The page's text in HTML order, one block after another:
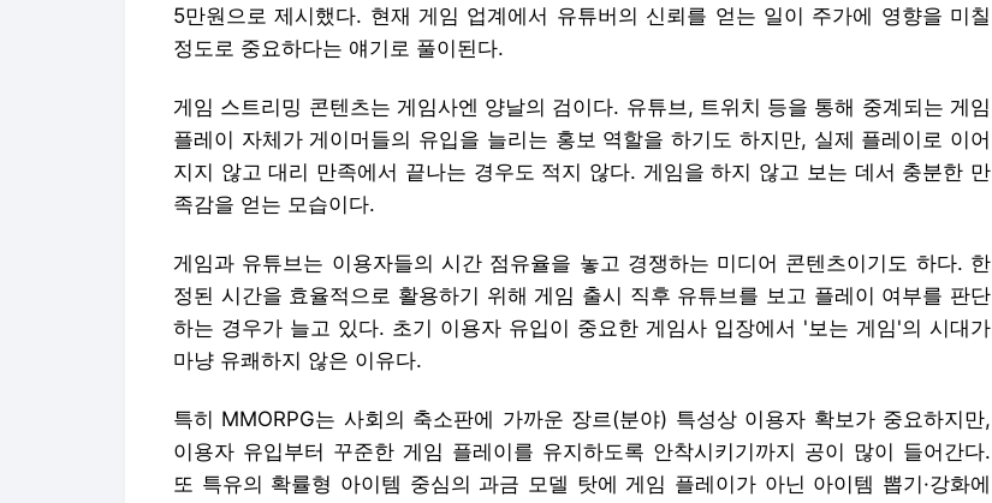
5만원으로 제시했다. 현재 게임 업계에서 유튜버의 신뢰를 얻는 일이 주가에 영향을 미칠
정도로 중요하다는 얘기로 풀이된다.
게임 스트리밍 콘텐츠는 게임사엔 양날의 검이다. 유튜브, 트위치 등을 통해 중계되는 게임
플레이 자체가 게이머들의 유입을 늘리는 홍보 역할을 하기도 하지만, 실제 플레이로 이어
지지 않고 대리 만족에서 끝나는 경우도 적지 않다. 게임을 하지 않고 보는 데서 충분한 만
족감을 얻는 모습이다.
게임과 유튜브는 이용자들의 시간 점유율을 놓고 경쟁하는 미디어 콘텐츠이기도 하다. 한
정된 시간을 효율적으로 활용하기 위해 게임 출시 직후 유튜브를 보고 플레이 여부를 판단
하는 경우가 늘고 있다. 초기 이용자 유입이 중요한 게임사 입장에서 '보는 게임'의 시대가
마냥 유쾌하지 않은 이유다.
특히 MMORPG는 사회의 축소판에 가까운 장르(분야) 특성상 이용자 확보가 중요하지만,
이용자 유입부터 꾸준한 게임 플레이를 유지하도록 안착시키기까지 공이 많이 들어간다.
또 특유의 확률형 아이템 중심의 과금 모델 탓에 게임 플레이가 아닌 아이템 뽑기·강화에